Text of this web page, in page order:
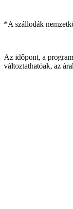
*A szállodák
Az időpont, a
változtathatóak, az